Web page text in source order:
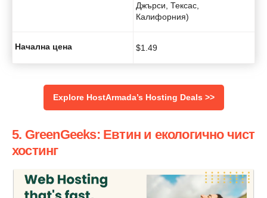
Джърси, Тексас,
Калифорния)
Начална цена $1.49
Explore HostArmada’s Hosting Deals >>
5. GreenGeeks: Евтин и екологично чист
хостинг